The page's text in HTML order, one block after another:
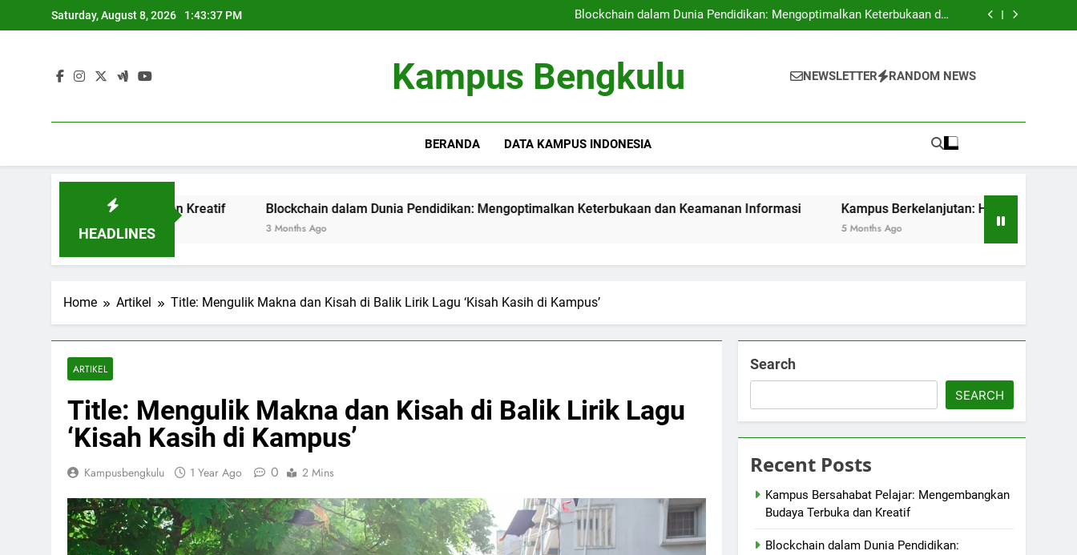
to
Saturday, August 8, 2026 1:43:38 PM
Blockchain dalam Dunia Pendidikan: Mengoptimalkan Keterbukaan dan
Keamanan Informasi
Kampus Berkelanjutan: Hambatan dan Kesempatan untuk Sustainability
Blockchain dalam Dunia Pendidikan: Mengoptimalkan Keterbukaan dan
Keamanan Informasi
Kampus Berkelanjutan: Hambatan dan Kesempatan untuk Sustainability
Kampus Bengkulu NEWSLETTER RANDOM NEWS
BERANDA DATA KAMPUS INDONESIA
HEADLINES
Terbuka dan Kreatif Blockchain dalam Dunia Pendidikan: Mengoptimalkan Keterbukaan dan Keamanan Informasi Kampus Berkelanjutan: Hambatan dan Kesempatan
Home Artikel Title: Mengulik Makna dan Kisah di Balik Lirik Lagu ‘Kisah Kasih di Kampus’
ARTIKEL
Title: Mengulik Makna dan Kisah di Balik Lirik Lagu
‘Kisah Kasih di Kampus’
Kampusbengkulu 1 Year Ago 0 2 Mins
Search
SEARCH
Recent Posts
Kampus Bersahabat Pelajar: Mengembangkan
Budaya Terbuka dan Kreatif
Blockchain dalam Dunia Pendidikan: